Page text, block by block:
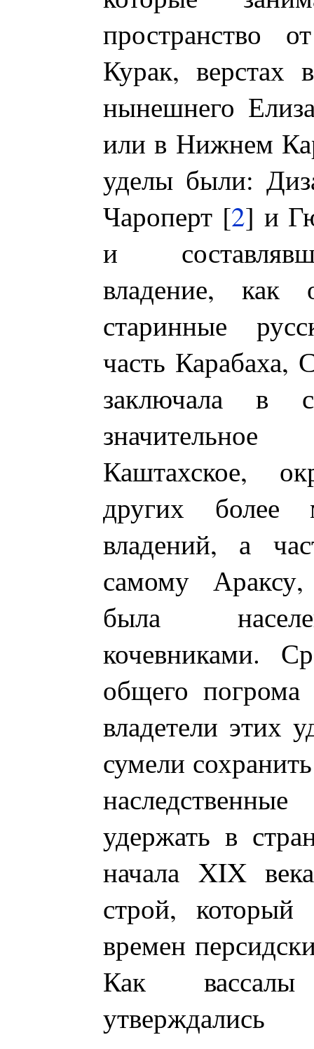
пространство
Курак,
нынешнего
или в Нижнем
уделы были:
Чароперт [2] и
и
владение,
старинные
часть Карабаха,
заключала в
Каштахское,
других более
владений, а
самому
была
кочевниками.
общего погрома
владетели этих
сумели
удержать в
начала XIX
строй, который
времен
Как